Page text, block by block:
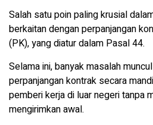
Salah satu poin paling krusial
berkaitan dengan perpanjangan
(PK), yang diatur dalam Pasal 44.
Selama ini, banyak masalah
perpanjangan kontrak secara
pemberi kerja di luar negeri tanpa
mengirimkan awal.